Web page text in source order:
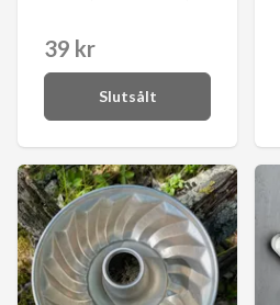
39 kr
Slutsålt